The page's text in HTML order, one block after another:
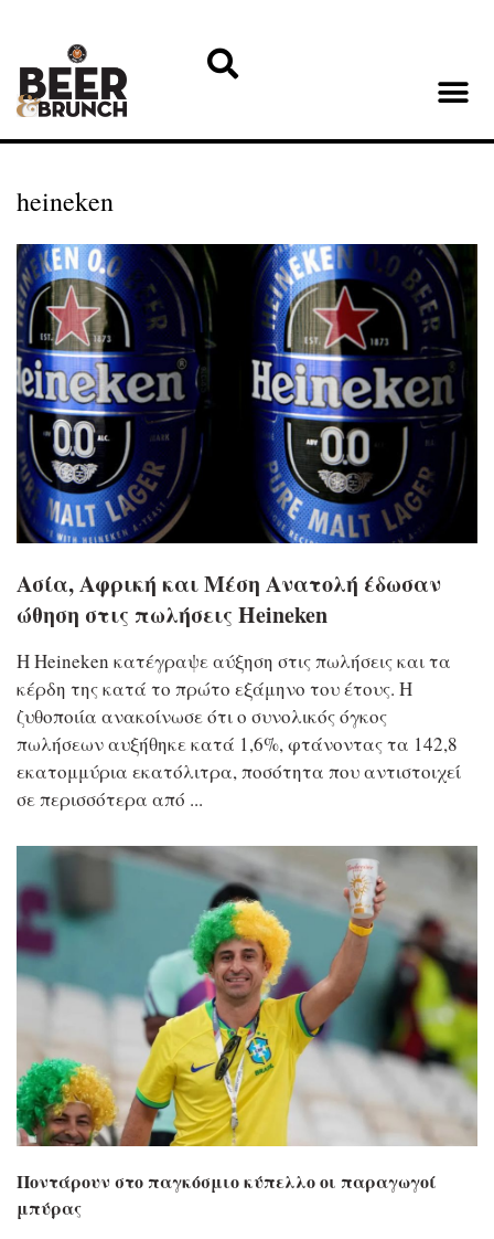
heineken
Ασία, Αφρική και Μέση Ανατολή έδωσαν
ώθηση στις πωλήσεις Heineken
Η Heineken κατέγραψε αύξηση στις πωλήσεις και τα
κέρδη της κατά το πρώτο εξάμηνο του έτους. Η
ζυθοποιία ανακοίνωσε ότι ο συνολικός όγκος
πωλήσεων αυξήθηκε κατά 1,6%, φτάνοντας τα 142,8
εκατομμύρια εκατόλιτρα, ποσότητα που αντιστοιχεί
σε περισσότερα από ...
Ποντάρουν στο παγκόσμιο κύπελλο οι παραγωγοί
μπύρας